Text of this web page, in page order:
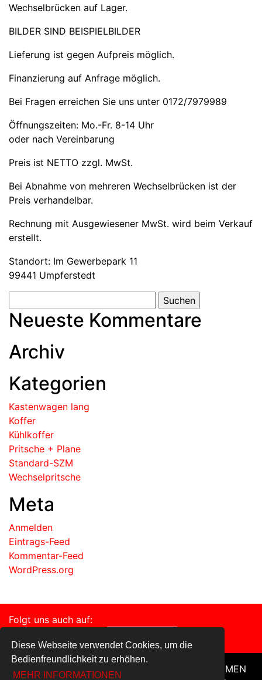
Diese Webseite verwendet Cookies, um die
Bedienfreundlichkeit zu erhöhen.
MEHR INFORMATIONEN
Wechselbrücken auf Lager.
BILDER SIND BEISPIELBILDER
Lieferung ist gegen Aufpreis möglich.
Finanzierung auf Anfrage möglich.
Bei Fragen erreichen Sie uns unter 0172/7979989
Öffnungszeiten: Mo.-Fr. 8-14 Uhr
oder nach Vereinbarung
Preis ist NETTO zzgl. MwSt.
Bei Abnahme von mehreren Wechselbrücken ist der
Preis verhandelbar.
Rechnung mit Ausgewiesener MwSt. wird beim Verkauf
erstellt.
Standort: Im Gewerbepark 11
99441 Umpferstedt
Neueste Kommentare
Archiv
Kategorien
Kastenwagen lang
Koffer
Kühlkoffer
Pritsche + Plane
Standard-SZM
Wechselpritsche
Meta
Anmelden
Eintrags-Feed
Kommentar-Feed
WordPress.org
Folgt uns auch auf:
HOME FAHRZEUGE
UNTERNEHMEN